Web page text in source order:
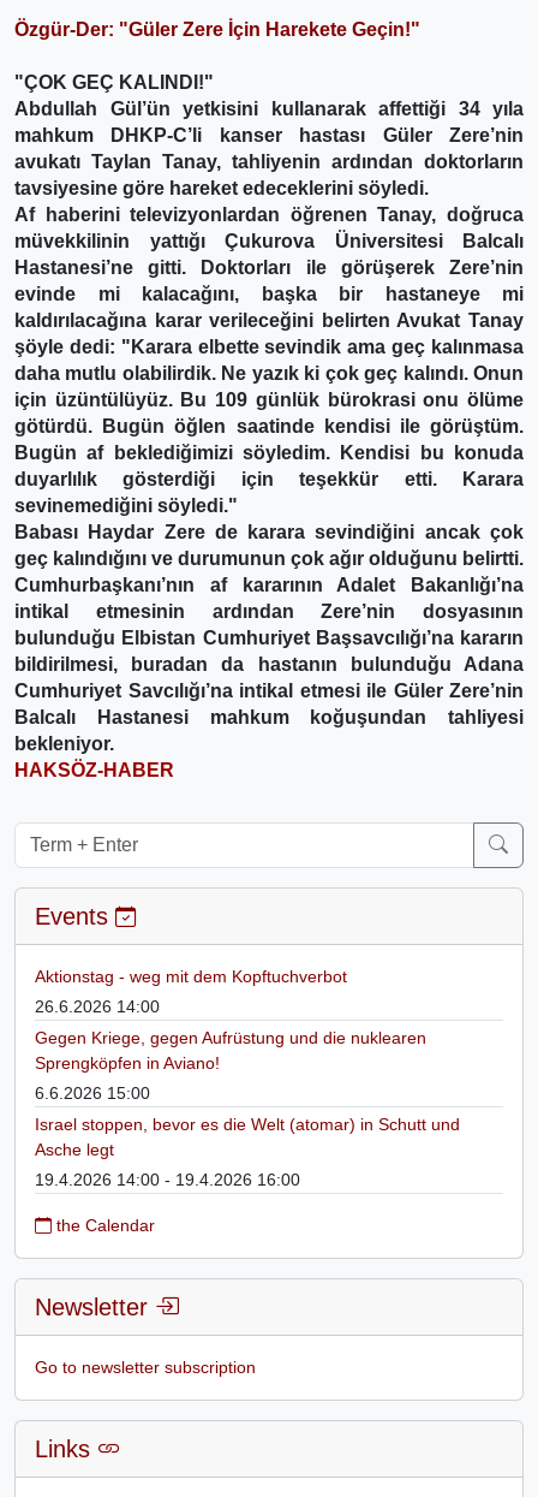
Özgür-Der: "Güler Zere İçin Harekete Geçin!"
"ÇOK GEÇ KALINDI!"
Abdullah Gül’ün yetkisini kullanarak affettiği 34 yıla
mahkum DHKP-C’li kanser hastası Güler Zere’nin
avukatı Taylan Tanay, tahliyenin ardından doktorların
tavsiyesine göre hareket edeceklerini söyledi.
Af haberini televizyonlardan öğrenen Tanay, doğruca
müvekkilinin yattığı Çukurova Üniversitesi Balcalı
Hastanesi’ne gitti. Doktorları ile görüşerek Zere’nin
evinde mi kalacağını, başka bir hastaneye mi
kaldırılacağına karar verileceğini belirten Avukat Tanay
şöyle dedi: "Karara elbette sevindik ama geç kalınmasa
daha mutlu olabilirdik. Ne yazık ki çok geç kalındı. Onun
için üzüntülüyüz. Bu 109 günlük bürokrasi onu ölüme
götürdü. Bugün öğlen saatinde kendisi ile görüştüm.
Bugün af beklediğimizi söyledim. Kendisi bu konuda
duyarlılık gösterdiği için teşekkür etti. Karara
sevinemediğini söyledi."
Babası Haydar Zere de karara sevindiğini ancak çok
geç kalındığını ve durumunun çok ağır olduğunu belirtti.
Cumhurbaşkanı’nın af kararının Adalet Bakanlığı’na
intikal etmesinin ardından Zere’nin dosyasının
bulunduğu Elbistan Cumhuriyet Başsavcılığı’na kararın
bildirilmesi, buradan da hastanın bulunduğu Adana
Cumhuriyet Savcılığı’na intikal etmesi ile Güler Zere’nin
Balcalı Hastanesi mahkum koğuşundan tahliyesi
bekleniyor.
HAKSÖZ-HABER
Events
Aktionstag - weg mit dem Kopftuchverbot
26.6.2026 14:00
Gegen Kriege, gegen Aufrüstung und die nuklearen
Sprengköpfen in Aviano!
6.6.2026 15:00
Israel stoppen, bevor es die Welt (atomar) in Schutt und
Asche legt
19.4.2026 14:00 - 19.4.2026 16:00
the Calendar
Newsletter
Go to newsletter subscription
Links